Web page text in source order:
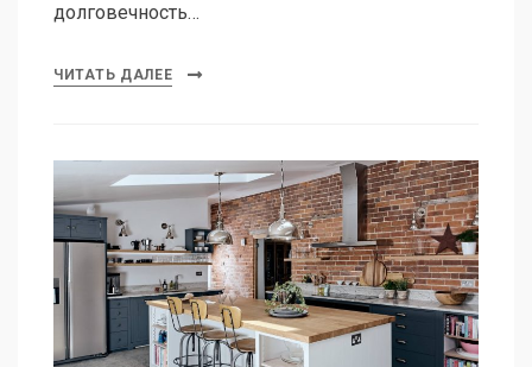
долговечность…
ЧИТАТЬ ДАЛЕЕ